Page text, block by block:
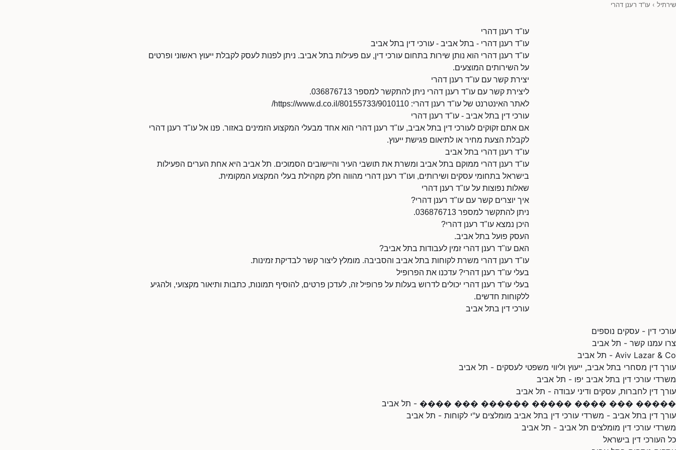
שירתיל › עו"ד רענן דהרי
עו"ד רענן דהרי
עו"ד רענן דהרי - בתל אביב - עורכי דין בתל אביב
עו"ד רענן דהרי הוא נותן שירות בתחום עורכי דין, עם פעילות בתל אביב. ניתן לפנות לעסק לקבלת ייעוץ ראשוני ופרטים
על השירותים המוצעים.
יצירת קשר עם עו"ד רענן דהרי
ליצירת קשר עם עו"ד רענן דהרי ניתן להתקשר למספר 036876713.
לאתר האינטרנט של עו"ד רענן דהרי: https://www.d.co.il/80155733/9010110/
עורכי דין בתל אביב - עו"ד רענן דהרי
אם אתם זקוקים לעורכי דין בתל אביב, עו"ד רענן דהרי הוא אחד מבעלי המקצוע הזמינים באזור. פנו אל עו"ד רענן דהרי
לקבלת הצעת מחיר או לתיאום פגישת ייעוץ.
עו"ד רענן דהרי בתל אביב
עו"ד רענן דהרי ממוקם בתל אביב ומשרת את תושבי העיר והיישובים הסמוכים. תל אביב היא אחת הערים הפעילות
בישראל בתחומי עסקים ושירותים, ועו"ד רענן דהרי מהווה חלק מקהילת בעלי המקצוע המקומית.
שאלות נפוצות על עו"ד רענן דהרי
איך יוצרים קשר עם עו"ד רענן דהרי?
ניתן להתקשר למספר 036876713.
היכן נמצא עו"ד רענן דהרי?
העסק פועל בתל אביב.
האם עו"ד רענן דהרי זמין לעבודות בתל אביב?
עו"ד רענן דהרי משרת לקוחות בתל אביב והסביבה. מומלץ ליצור קשר לבדיקת זמינות.
בעלי עו"ד רענן דהרי? עדכנו את הפרופיל
בעלי עו"ד רענן דהרי יכולים לדרוש בעלות על פרופיל זה, לעדכן פרטים, להוסיף תמונות, כתבות ותיאור מקצועי, ולהגיע
ללקוחות חדשים.
עורכי דין בתל אביב
עורכי דין - עסקים נוספים
צרו עמנו קשר - תל אביב
Aviv Lazar & Co - תל אביב
עורך דין מסחרי בתל אביב, ייעוץ וליווי משפטי לעסקים - תל אביב
משרדי עורכי דין בתל אביב יפו - תל אביב
עורך דין לחברות, עסקים ודיני עבודה - תל אביב
����� ��� ���� ����� ������ ��� ���� - תל אביב
עורך דין בתל אביב - משרדי עורכי דין בתל אביב מומלצים ע"י לקוחות - תל אביב
משרדי עורכי דין מומלצים תל אביב - תל אביב
כל העורכי דין בישראל